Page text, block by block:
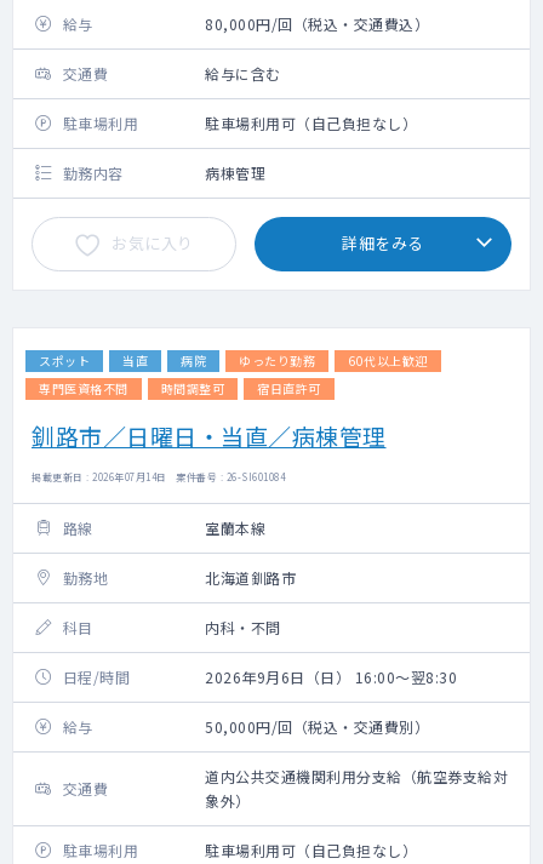
給与 80,000円/回（税込・交通費込）
交通費 給与に含む
駐車場利用 駐車場利用可（自己負担なし）
勤務内容 病棟管理
お気に入り 詳細をみる
スポット 当直 病院 ゆったり勤務
60代以上歓迎
専門医資格不問
時間調整可 宿日直許可
釧路市／日曜日・当直／病棟管理
掲載更新日 : 2026年07月14日 案件番号 : 26-SI601084
路線 室蘭本線
勤務地 北海道釧路市
科目 内科・不問
日程/時間 2026年9月6日（日） 16:00～翌8:30
給与 50,000円/回（税込・交通費別）
交通費
道内公共交通機関利用分支給（航空券支給対
象外）
駐車場利用 駐車場利用可（自己負担なし）